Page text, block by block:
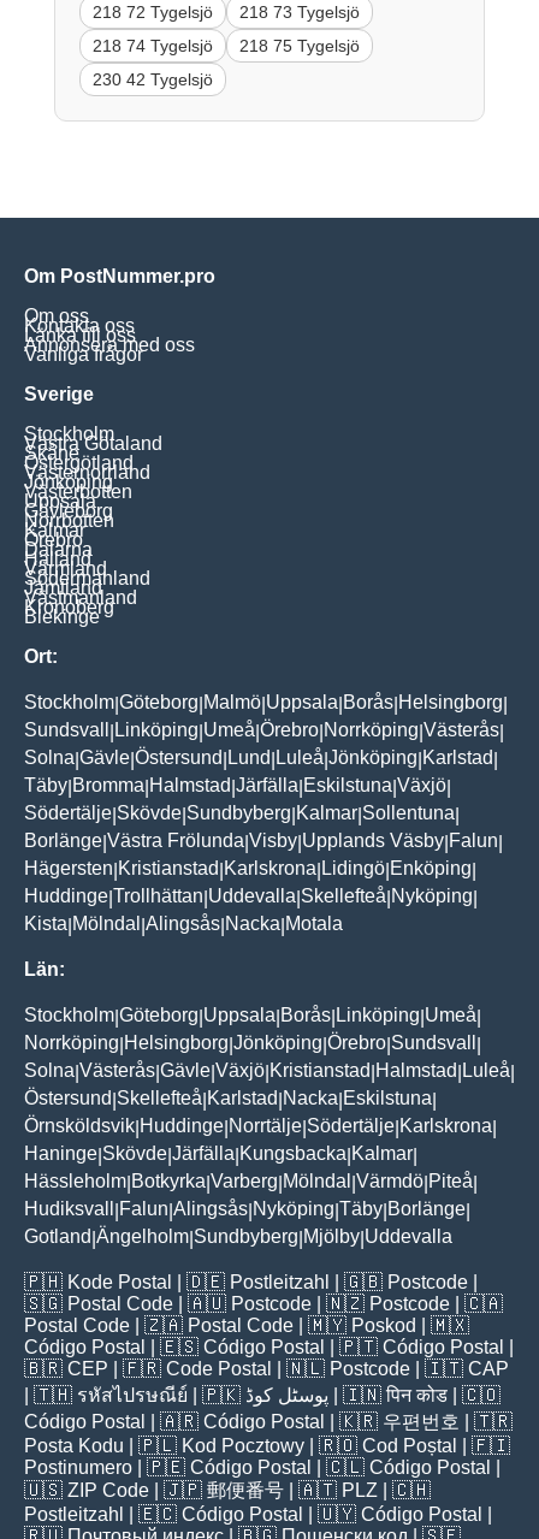
218 72 Tygelsjö
218 73 Tygelsjö
218 74 Tygelsjö
218 75 Tygelsjö
230 42 Tygelsjö
Om PostNummer.pro
Om oss
Kontakta oss
Länka till oss
Annonsera med oss
Vanliga frågor
Sverige
Stockholm
Västra Götaland
Skåne
Östergötland
Västernorrland
Jönköping
Västerbotten
Uppsala
Gävleborg
Norrbotten
Kalmar
Örebro
Dalarna
Halland
Värmland
Södermanland
Jämtland
Västmanland
Kronoberg
Blekinge
Ort:
Stockholm Göteborg Malmö Uppsala Borås Helsingborg
Sundsvall
Linköping Umeå Örebro Norrköping Västerås
Solna Gävle Östersund Lund Luleå Jönköping Karlstad
Täby Bromma Halmstad Järfälla Eskilstuna Växjö
Södertälje Skövde Sundbyberg Kalmar Sollentuna
Borlänge Västra Frölunda Visby Upplands Väsby Falun
Hägersten Kristianstad Karlskrona Lidingö Enköping
Huddinge Trollhättan Uddevalla Skellefteå Nyköping
Kista Mölndal Alingsås Nacka Motala
Län:
Stockholm Göteborg Uppsala Borås Linköping Umeå
Norrköping Helsingborg Jönköping Örebro Sundsvall
Solna Västerås Gävle Växjö Kristianstad Halmstad Luleå
Östersund Skellefteå Karlstad Nacka Eskilstuna
Örnsköldsvik Huddinge Norrtälje Södertälje Karlskrona
Haninge Skövde Järfälla Kungsbacka Kalmar
Hässleholm Botkyrka Varberg Mölndal Värmdö Piteå
Hudiksvall
Falun Alingsås Nyköping Täby Borlänge
Gotland Ängelholm Sundbyberg Mjölby Uddevalla
🇵🇭 Kode Postal | 🇩🇪 Postleitzahl | 🇬🇧 Postcode
🇸🇬 Postal Code | 🇦🇺 Postcode | 🇳🇿 Postcode | 🇨🇦
Postal Code | 🇿🇦 Postal Code | 🇲🇾 Poskod
| 🇲🇽
Código Postal
| 🇪🇸 Código Postal | 🇵🇹 Código Postal
🇧🇷 CEP | 🇫🇷 Code Postal | 🇳🇱 Postcode | 🇮🇹 CAP
| 🇹🇭 รหัสไปรษณีย์ | 🇵🇰 پوسٹل کوڈ | 🇮🇳पिन कोड | 🇨🇴
Código Postal
| 🇦🇷 Código Postal | 🇰🇷 우편번호
| 🇹🇷
Posta Kodu | 🇵🇱 Kod Pocztowy | 🇷🇴 Cod Poștal
| 🇫🇮
Postinumero | 🇵🇪 Código Postal | 🇨🇱 Código Postal
🇺🇸 ZIP Code | 🇯🇵 郵便番号 | 🇦🇹 PLZ | 🇨🇭
Postleitzahl
| 🇪🇨 Código Postal | 🇺🇾 Código Postal